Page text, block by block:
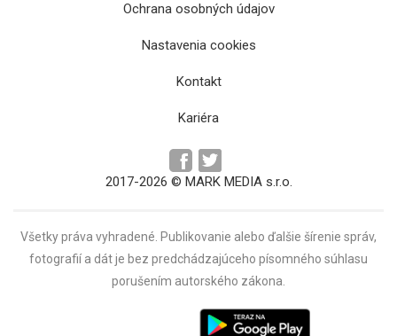
Ochrana osobných údajov
Nastavenia cookies
Kontakt
Kariéra
2017-2026 © MARK MEDIA s.r.o.
Všetky práva vyhradené. Publikovanie alebo ďalšie šírenie správ,
fotografií a dát je bez predchádzajúceho písomného súhlasu
porušením autorského zákona.